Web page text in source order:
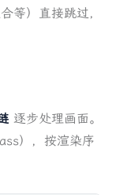
等）直接跳过，
逐步处理画面。
），按渲染序